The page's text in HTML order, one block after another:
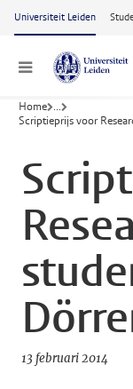
Ga naar
Universiteit Leiden
Menu
Home ...
Scriptieprijs voor
13 februari 2014